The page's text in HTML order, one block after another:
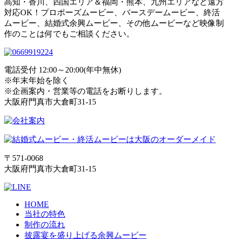
高知・香川、四国エリア＆福岡・熊本、九州エリアなど遠方
対応OK！プロポーズムービー、バースデームービー、終活
ムービー、結婚式余興ムービー、その他ムービーなど映像制
作のことは何でもご相談ください。
電話受付 12:00～20:00(年中無休)
※年末年始を除く
※企画案内・営業等の電話をお断りします。
大阪府門真市大倉町31-15
〒571-0068
大阪府門真市大倉町31-15
HOME
当社の特色
制作の流れ
披露宴を盛り上げる余興ムービー